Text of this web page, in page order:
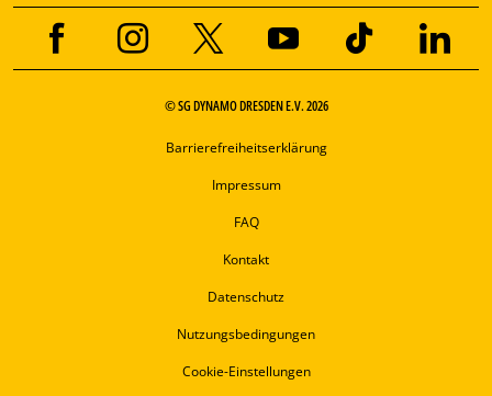
© SG DYNAMO DRESDEN E.V. 2026
Barrierefreiheitserklärung
Impressum
FAQ
Kontakt
Datenschutz
Nutzungsbedingungen
Cookie-Einstellungen